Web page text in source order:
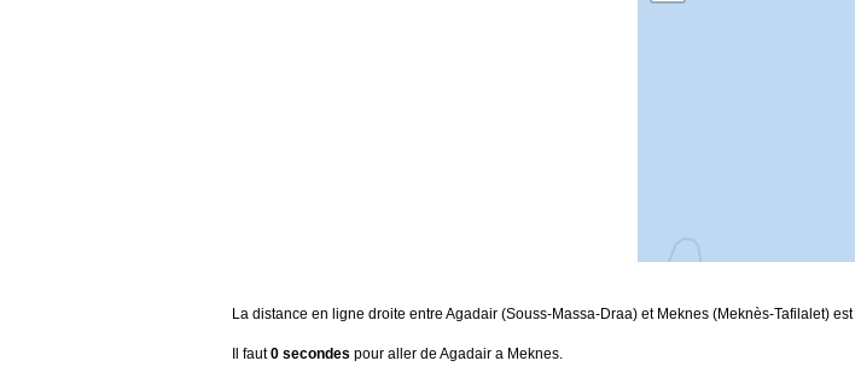
La distance en ligne droite entre Agadair (Souss-Massa-Draa) et Meknes (Meknès-Tafilalet) est
Il faut0 secondes pour aller de Agadair a Meknes.